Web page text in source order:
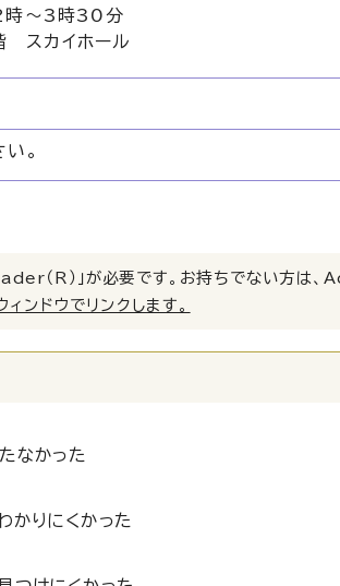
2時～3時30分
スカイホール
。
（R）」が必要です。お持ちでない方は、
ンドウでリンクします。
なかった
かりにくかった